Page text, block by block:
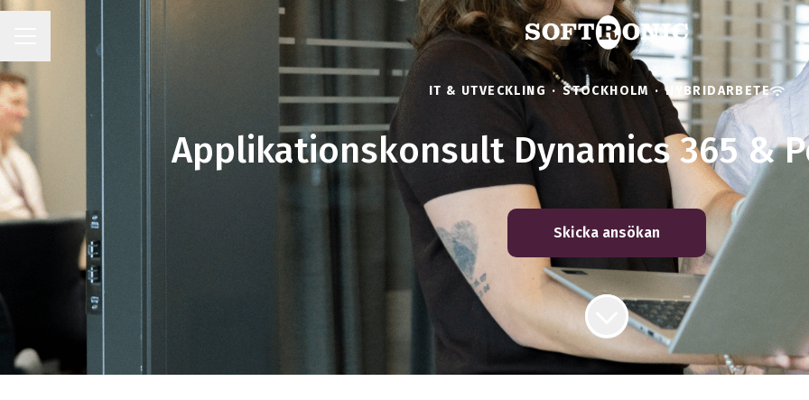
KARRIÄRMENY
IT & UTVECKLING · STOCKHOLM · HYBRIDARBETE
Applikationskonsult Dynamics 365 &
Skicka ansökan